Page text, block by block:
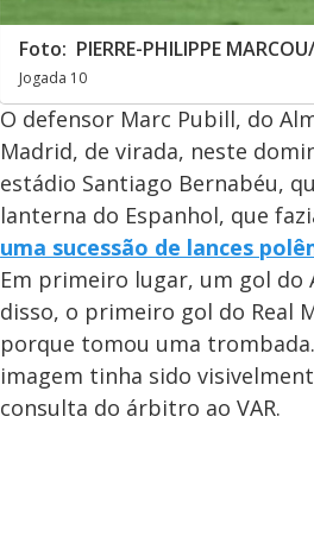
Foto: PIERRE-PHILIPPE
Jogada 10
O defensor Marc Pubill, do
Madrid, de virada, neste
estádio Santiago Bernabéu,
lanterna do Espanhol, que
uma sucessão de lances
Em primeiro lugar, um gol
disso, o primeiro gol do Real
porque tomou uma
imagem tinha sido
consulta do árbitro ao VAR.